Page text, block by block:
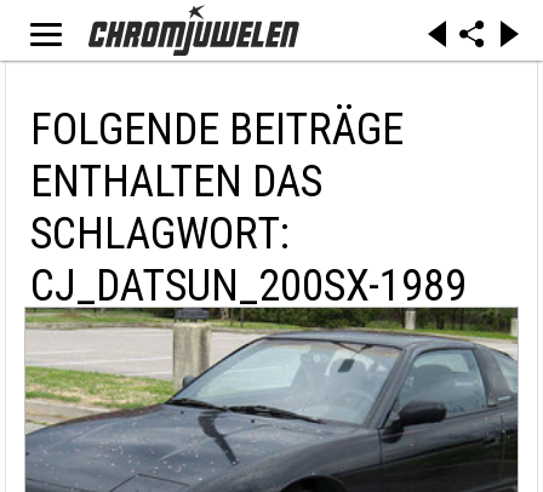
FOLGENDE BEITRÄGE
ENTHALTEN DAS
SCHLAGWORT:
CJ_DATSUN_200SX-1989